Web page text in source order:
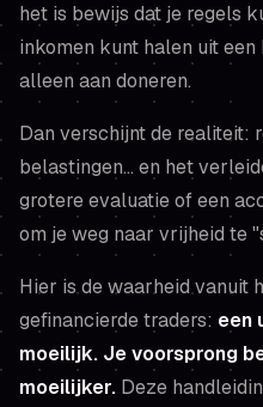
het is bewijs dat je regels
inkomen kunt halen uit
alleen aan doneren.
Dan verschijnt de realiteit:
belastingen... en het
grotere evaluatie of een
om je weg naar vrijheid te
Hier is de waarheid vanuit
gefinancierde traders: een
moeilijk. Je voorsprong
moeilijker. Deze